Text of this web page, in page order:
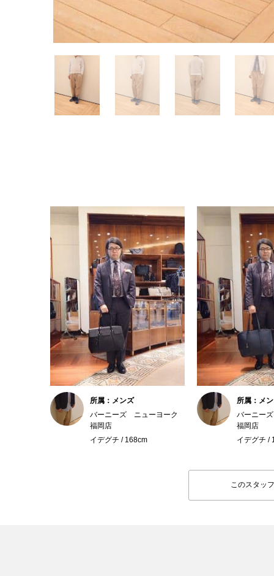
所属：メンズ
バーニーズ ニューヨーク
福岡店
イデグチ / 168cm
所属：メ
バーニー
福岡店
イデグチ /
このスタッ